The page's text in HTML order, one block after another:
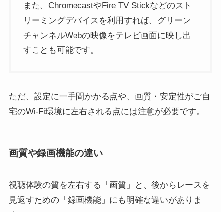
また、ChromecastやFire TV Stickなどのスト
リーミングデバイスを利用すれば、グリーン
チャンネルWebの映像をテレビ画面に映し出
すことも可能です。
ただ、設定に一手間かかる点や、画質・安定性がご自
宅のWi-Fi環境に左右される点には注意が必要です。
画質や録画機能の違い
視聴体験の質を左右する「画質」と、後からレースを
見返すための「録画機能」にも明確な違いがありま